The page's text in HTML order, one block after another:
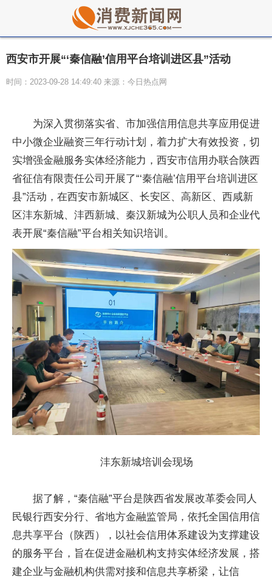
西安市开展“‘秦信融’信用平台培训进区县”活动
时间：2023-09-28 14:49:40 来源：今日热点网
为深入贯彻落实省、市加强信用信息共享应用促进
中小微企业融资三年行动计划，着力扩大有效投资，切
实增强金融服务实体经济能力，西安市信用办联合陕西
省征信有限责任公司开展了“‘秦信融’信用平台培训进区
县”活动，在西安市新城区、长安区、高新区、西咸新
区沣东新城、沣西新城、秦汉新城为公职人员和企业代
表开展“秦信融”平台相关知识培训。
沣东新城培训会现场
据了解，“秦信融”平台是陕西省发展改革委会同人
民银行西安分行、省地方金融监管局，依托全国信用信
息共享平台（陕西），以社会信用体系建设为支撑建设
的服务平台，旨在促进金融机构支持实体经济发展，搭
建企业与金融机构供需对接和信息共享桥梁，让信